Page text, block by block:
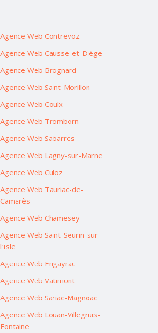
Agence Web Contrevoz
Agence Web Causse-et-Diège
Agence Web Brognard
Agence Web Saint-Morillon
Agence Web Coulx
Agence Web Tromborn
Agence Web Sabarros
Agence Web Lagny-sur-Marne
Agence Web Culoz
Agence Web Tauriac-de-
Camarès
Agence Web Chamesey
Agence Web Saint-Seurin-sur-
l’Isle
Agence Web Engayrac
Agence Web Vatimont
Agence Web Sariac-Magnoac
Agence Web Louan-Villegruis-
Fontaine